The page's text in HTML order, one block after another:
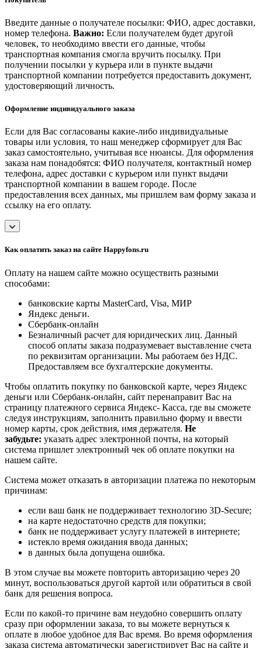
Введите данные о получателе посылки: ФИО, адрес доставки,
номер телефона. Важно: Если получателем будет другой
человек, то необходимо ввести его данные, чтобы
транспортная компания смогла вручить посылку. При
получении посылки у курьера или в пункте выдачи
транспортной компании потребуется предоставить документ,
удостоверяющий личность.
Оформление индивидуального заказа
Если для Вас согласованы какие-либо индивидуальные
товары или условия, то наш менеджер сформирует для Вас
заказ самостоятельно, учитывая все нюансы. Для оформления
заказа нам понадобятся: ФИО получателя, контактный номер
телефона, адрес доставки с курьером или пункт выдачи
транспортной компании в вашем городе. После
предоставления всех данных, мы пришлем вам форму заказа и
ссылку на его оплату.
Как оплатить заказ на сайте Happyfons.ru
Оплату на нашем сайте можно осуществить разными
способами:
банковские карты MasterCard, Visa, МИР
Яндекс деньги.
Сбербанк-онлайн
Безналичный расчет для юридических лиц. Данный
способ оплаты заказа подразумевает выставление счета
по реквизитам организации. Мы работаем без НДС.
Предоставляем все бухгалтерские документы.
Чтобы оплатить покупку по банковской карте, через Яндекс
деньги или Сбербанк-онлайн, сайт перенаправит Вас на
страницу платежного сервиса Яндекс- Касса, где вы сможете
следуя инструкциям, заполнить правильно форму и ввести
номер карты, срок действия, имя держателя. Не
забудьте: указать адрес электронной почты, на который
система пришлет электронный чек об оплате покупки на
нашем сайте.
Система может отказать в авторизации платежа по некоторым
причинам:
если ваш банк не поддерживает технологию 3D-Secure;
на карте недостаточно средств для покупки;
банк не поддерживает услугу платежей в интернете;
истекло время ожидания ввода данных;
в данных была допущена ошибка.
В этом случае вы можете повторить авторизацию через 20
минут, воспользоваться другой картой или обратиться в свой
банк для решения вопроса.
Если по какой-то причине вам неудобно совершить оплату
сразу при оформлении заказа, то вы можете вернуться к
оплате в любое удобное для Вас время. Во время оформления
заказа система автоматически зарегистрирует Вас на сайте и